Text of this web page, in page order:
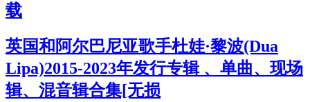
载
英国和阿尔巴尼亚歌手杜娃·黎波(Dua
Lipa)2015-2023年发行专辑 、单曲、现场
辑、混音辑合集[无损